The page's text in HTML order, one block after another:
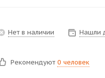
Нет в наличии Нашли
Рекомендуют 0 человек